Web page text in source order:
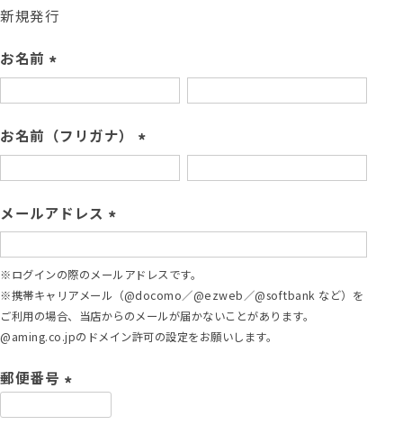
新規発行
お名前
(
必
須
)
お名前（フリガナ）
(
必
メールアドレス
(
必
須
)
※ログインの際のメールアドレスです。
※携帯キャリアメール（@docomo／@ezweb／@softbank など）を
ご利用の場合、当店からのメールが届かないことがあります。
@aming.co.jpのドメイン許可の設定をお願いします。
郵便番号